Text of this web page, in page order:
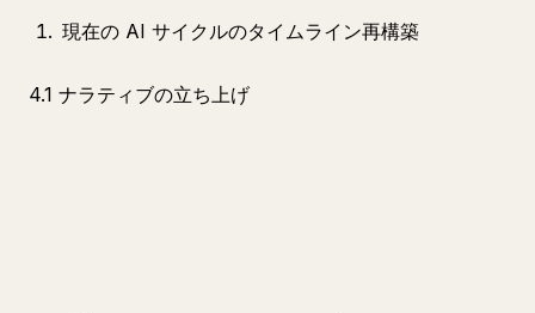
現在の AI サイクルのタイムライン再構築
4.1 ナラティブの立ち上げ